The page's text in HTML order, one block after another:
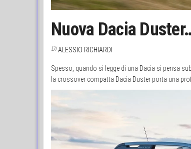
Nuova Dacia
DiALESSIO RICHIARDI
Spesso, quando si legge di una Dacia si pensa
la crossover compatta Dacia Duster porta una